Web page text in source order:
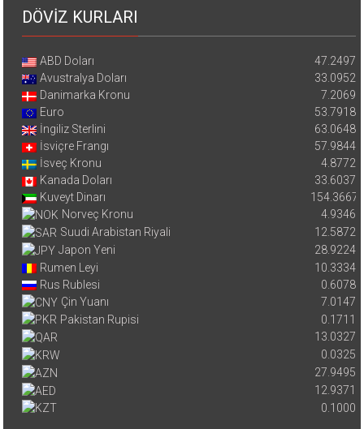
DÖVİZ KURLARI
ABD Doları
47.2497
Avustralya Doları
33.0952
Danimarka Kronu
7.2069
Euro
53.7918
İngiliz Sterlini
63.0648
İsviçre Frangı
57.9844
İsveç Kronu
4.8772
Kanada Doları
33.6037
Kuveyt Dinarı
154.3667
Norveç Kronu
4.9346
Suudi Arabistan Riyali
12.5872
Japon Yeni
28.9224
Rumen Leyi
10.3334
Rus Rublesi
0.6078
Çin Yuanı
7.0147
Pakistan Rupisi
0.1711
13.0327
0.0325
27.9495
12.9371
0.1000